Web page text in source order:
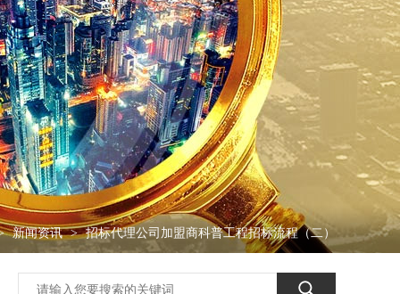
新闻资讯 > 招标代理公司加盟商科普工程招标流程（二）